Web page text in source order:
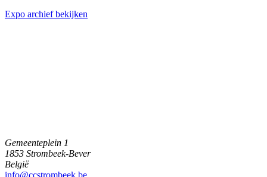
Expo archief bekijken
Gemeenteplein 1
1853 Strombeek-Bever
België